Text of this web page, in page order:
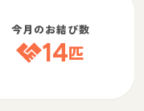
今月のお結び数
14匹